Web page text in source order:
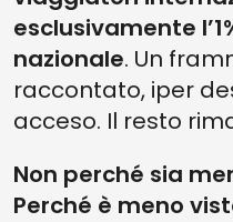
esclusivamente
nazionale. Un
raccontato, iper
acceso. Il resto
Non perché sia
Perché è meno